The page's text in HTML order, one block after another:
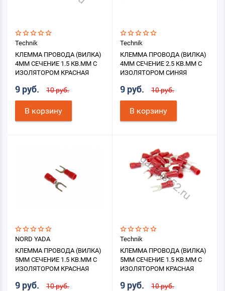
Technik
КЛЕММА ПРОВОДА (ВИЛКА)
4ММ СЕЧЕНИЕ 1.5 КВ.ММ С
ИЗОЛЯТОРОМ КРАСНАЯ
9 руб. 10 руб.
В корзину
Technik
КЛЕММА ПРОВОДА (ВИЛКА)
4ММ СЕЧЕНИЕ 2.5 КВ.ММ С
ИЗОЛЯТОРОМ СИНЯЯ
9 руб. 10 руб.
В корзину
NORD YADA
КЛЕММА ПРОВОДА (ВИЛКА)
5ММ СЕЧЕНИЕ 1.5 КВ.ММ С
ИЗОЛЯТОРОМ КРАСНАЯ
9 руб. 10 руб.
Technik
КЛЕММА ПРОВОДА (ВИЛКА)
5ММ СЕЧЕНИЕ 1.5 КВ.ММ С
ИЗОЛЯТОРОМ КРАСНАЯ
9 руб. 10 руб.